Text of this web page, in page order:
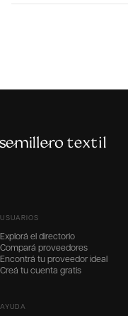
USUARIOS
Explorá el directorio
Compará proveedores
Encontrá tu proveedor ideal
Creá tu cuenta gratis
AYUDA